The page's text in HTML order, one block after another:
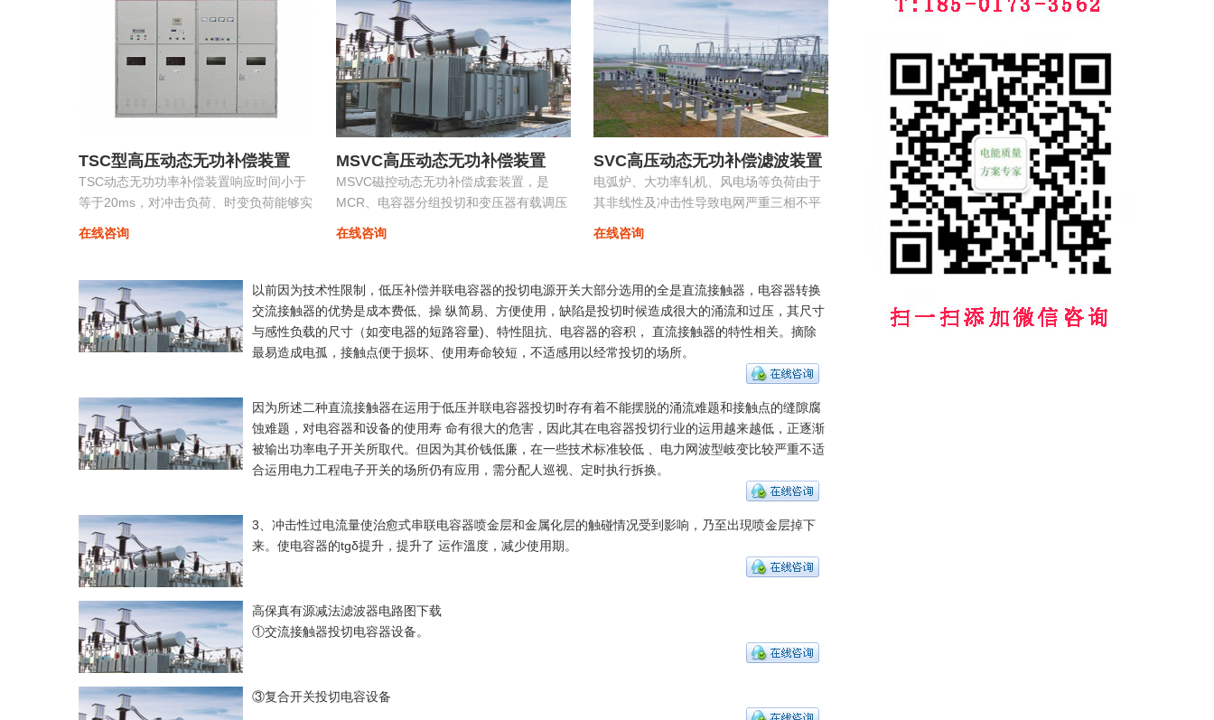
TSC型高压动态无功补偿装置
TSC动态无功功率补偿装置响应时间小于
等于20ms，对冲击负荷、时变负荷能够实
时监测、动态补偿、实现功率因数补偿至
0.9以上的目标，具有动态补偿无功功率和
在线咨询
MSVC高压动态无功补偿装置
MSVC磁控动态无功补偿成套装置，是
MCR、电容器分组投切和变压器有载调压
功能为一体的无功补偿及电压优化自动控
制装置。
在线咨询
SVC高压动态无功补偿滤波装置
电弧炉、大功率轧机、风电场等负荷由于
其非线性及冲击性导致电网严重三相不平
衡，产生负序电流，导致的功率因数降低
具有快速响应及动态补偿的功能。
在线咨询
以前因为技术性限制，低压补偿并联电容器的投切电源开关大部分选用的全是直流接触器，电容器转换
交流接触器的优势是成本费低、操 纵简易、方便使用，缺陷是投切时候造成很大的涌流和过压，其尺寸
与感性负载的尺寸（如变电器的短路容量)、特性阻抗、电容器的容积， 直流接触器的特性相关。摘除
最易造成电孤，接触点便于损坏、使用寿命较短，不适感用以经常投切的场所。
因为所述二种直流接触器在运用于低压并联电容器投切时存有着不能摆脱的涌流难题和接触点的缝隙腐
蚀难题，对电容器和设备的使用寿 命有很大的危害，因此其在电容器投切行业的运用越来越低，正逐渐
被输出功率电子开关所取代。但因为其价钱低廉，在一些技术标准较低 、电力网波型岐变比较严重不适
合运用电力工程电子开关的场所仍有应用，需分配人巡视、定时执行拆换。
3、冲击性过电流量使治愈式串联电容器喷金层和金属化层的触碰情况受到影响，乃至出現喷金层掉下
来。使电容器的tgδ提升，提升了 运作溫度，减少使用期。
高保真有源减法滤波器电路图下载
①交流接触器投切电容器设备。
③复合开关投切电容设备